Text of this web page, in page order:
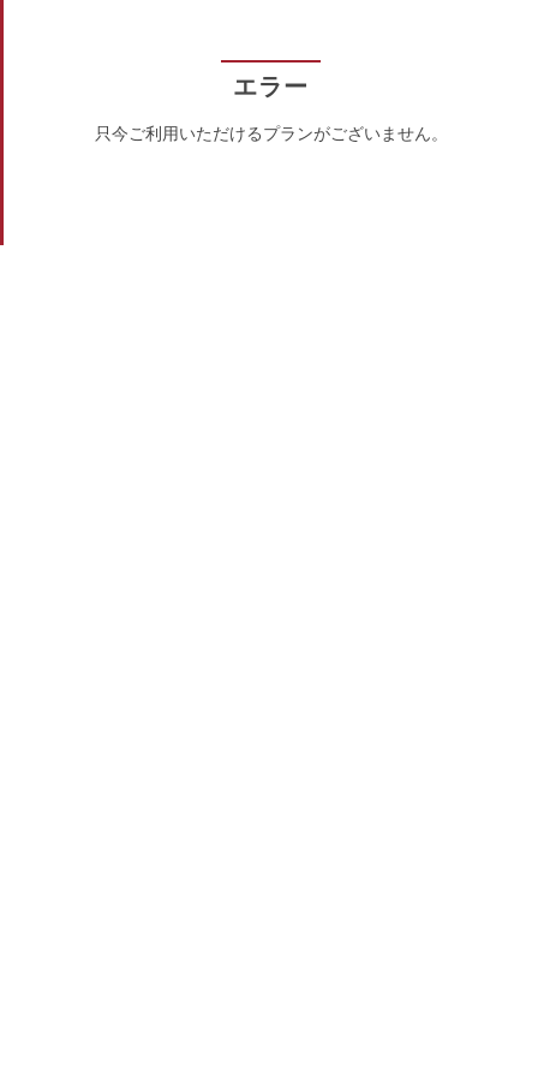
エラー
只今ご利用いただけるプランがございません。